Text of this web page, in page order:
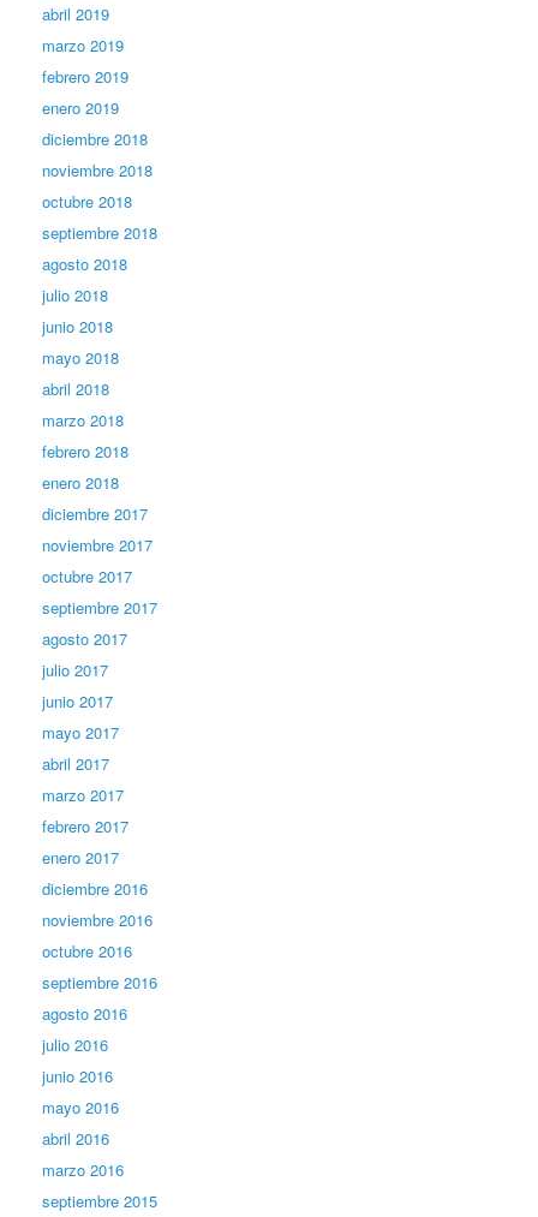
abril 2019
marzo 2019
febrero 2019
enero 2019
diciembre 2018
noviembre 2018
octubre 2018
septiembre 2018
agosto 2018
julio 2018
junio 2018
mayo 2018
abril 2018
marzo 2018
febrero 2018
enero 2018
diciembre 2017
noviembre 2017
octubre 2017
septiembre 2017
agosto 2017
julio 2017
junio 2017
mayo 2017
abril 2017
marzo 2017
febrero 2017
enero 2017
diciembre 2016
noviembre 2016
octubre 2016
septiembre 2016
agosto 2016
julio 2016
junio 2016
mayo 2016
abril 2016
marzo 2016
septiembre 2015